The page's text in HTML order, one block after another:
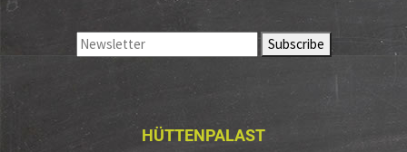
HÜTTENPALAST